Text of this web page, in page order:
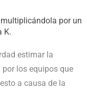
por un
K.
estimar la
los equipos que
a causa de la